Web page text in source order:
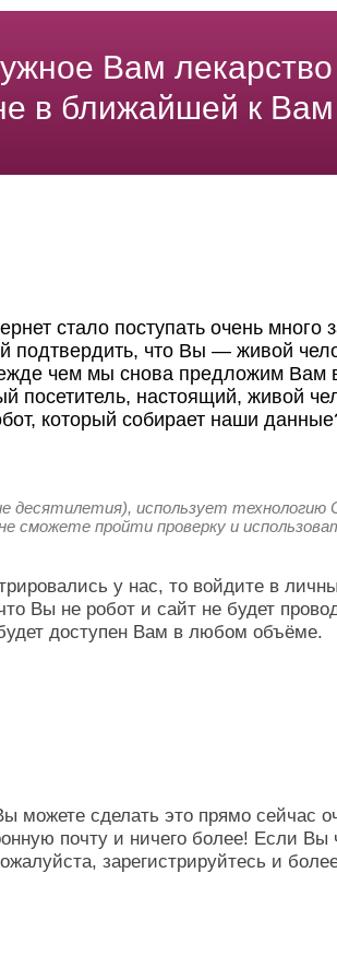
Вам
в ближайшей к Вам
стало поступать очень много
подтвердить, что Вы — живой
чем мы снова предложим Вам
посетитель, настоящий, живой
который собирает наши
десятилетия), использует технологию
сможете пройти проверку и
у нас, то войдите в
Вы не робот и сайт не будет
доступен Вам в любом объёме.
можете сделать это прямо сейчас
почту и ничего более! Если Вы
зарегистрируйтесь и